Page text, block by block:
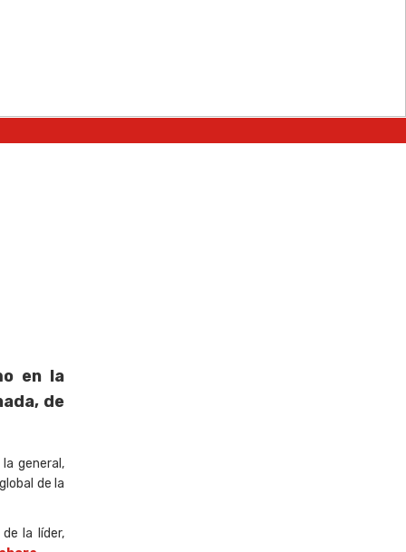
en la
de
general,
de la
la líder,